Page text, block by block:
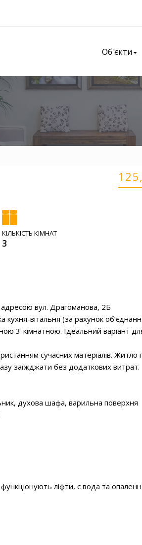
Об'єкти
КІЛЬКІСТЬ КІМНАТ
3
вул. Драгоманова, 2Б
кухня-вітальня (за рахунок
3-кімнатною. Ідеальний варіант для
сучасних матеріалів. Житло
заїжджати без додаткових витрат.
духова шафа, варильна поверхня
ліфти, є вода та